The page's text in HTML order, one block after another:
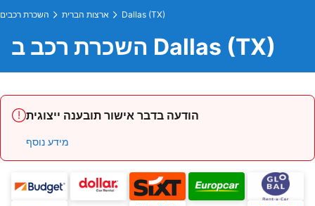
השכרת רכבים ארצות הברית Dallas (TX)
השכרת רכב ב Dallas (TX)
הודעה בדבר אישור תובענה ייצוגית
מידע נוסף